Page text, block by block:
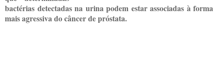
bactérias detectadas na urina podem estar associadas à forma
mais agressiva do câncer de próstata.